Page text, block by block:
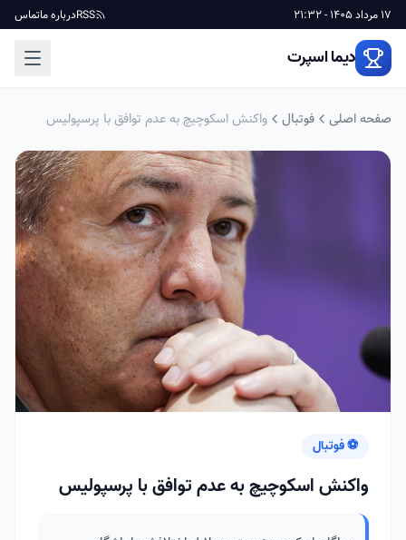
17 مرداد 1405 - 21:32 RSSدرباره ماتماس
دیما اسپرت
صفحه اصلی فوتبال واکنش اسکوچیچ به عدم توافق با پرسپولیس
⚽ فوتبال
واکنش اسکوچیچ به عدم توافق با پرسپولیس